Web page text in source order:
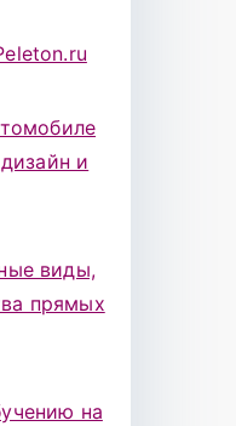
и
виды,
прямых
на